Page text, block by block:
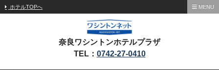
ホテルTOPへ MENU
奈良ワシントンホテルプラザ
TEL： 0742-27-0410